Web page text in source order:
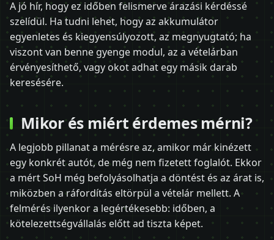
A jó hír, hogy ez időben felismerve árazási kérdéssé
szelídül. Ha tudni lehet, hogy az akkumulátor
egyenletes és kiegyensúlyozott, az megnyugtató; ha
viszont van benne gyenge modul, az a vételárban
érvényesíthető, vagy okot adhat egy másik darab
keresésére.
Mikor és miért érdemes mérni?
A legjobb pillanat a mérésre az, amikor már kinézett
egy konkrét autót, de még nem fizetett foglalót. Ekkor
a mért SoH még befolyásolhatja a döntést és az árat is,
miközben a ráfordítás eltörpül a vételár mellett. A
felmérés ilyenkor a legértékesebb: időben, a
kötelezettségvállalás előtt ad tiszta képet.